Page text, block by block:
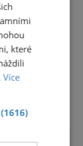
A
světla
hor.
Speciál vás
i
tipů,
které
Více
(1616)